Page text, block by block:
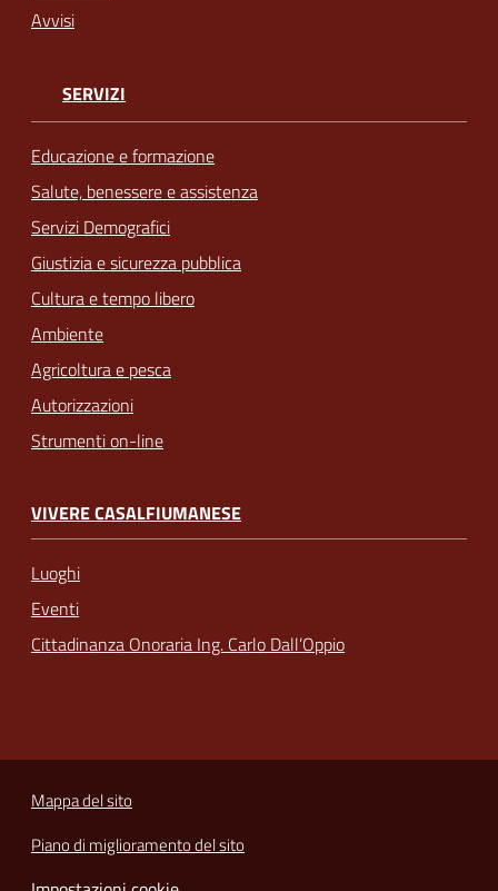
Avvisi
SERVIZI
Educazione e formazione
Salute, benessere e assistenza
Servizi Demografici
Giustizia e sicurezza pubblica
Cultura e tempo libero
Ambiente
Agricoltura e pesca
Autorizzazioni
Strumenti on-line
VIVERE CASALFIUMANESE
Luoghi
Eventi
Cittadinanza Onoraria Ing. Carlo Dall’Oppio
Mappa del sito
Piano di miglioramento del sito